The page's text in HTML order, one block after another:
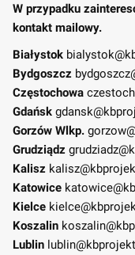
W przypadku
kontakt mailowy.
Białystok
Bydgoszcz
Częstochowa
Gdańsk
Gorzów Wlkp.
Grudziądz
Kalisz
Katowice
Kielce
Koszalin
Lublin